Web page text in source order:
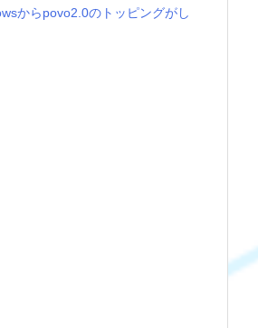
からpovo2.0のトッピングがし